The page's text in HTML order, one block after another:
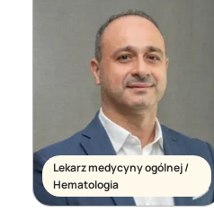
Lekarz medycyny ogólnej /
Hematologia